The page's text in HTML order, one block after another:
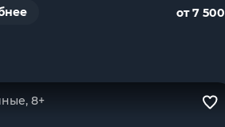
от 7 500
8+